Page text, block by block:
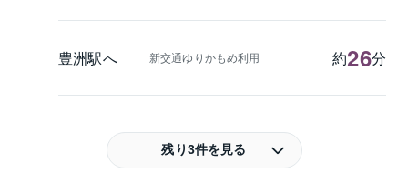
豊洲駅へ 新交通ゆりかもめ利用 約26分
残り3件を見る